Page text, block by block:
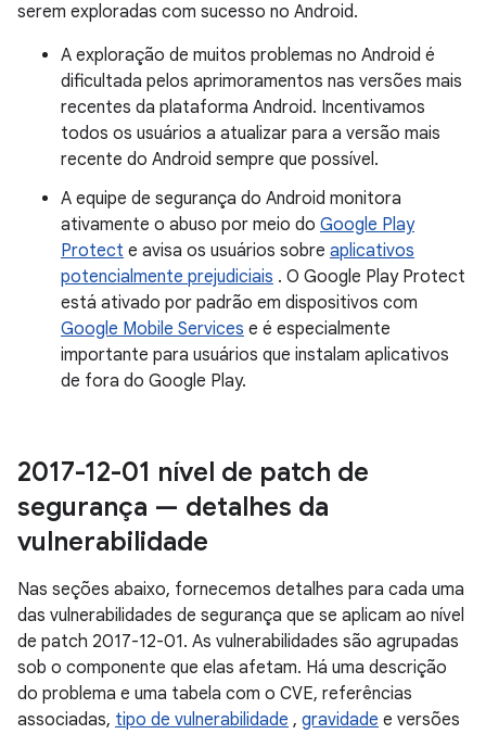
serem exploradas com sucesso no Android.
A exploração de muitos problemas no Android é
dificultada pelos aprimoramentos nas versões mais
recentes da plataforma Android. Incentivamos
todos os usuários a atualizar para a versão mais
recente do Android sempre que possível.
A equipe de segurança do Android monitora
ativamente o abuso por meio do Google Play
Protect e avisa os usuários sobre aplicativos
potencialmente prejudiciais . O Google Play Protect
está ativado por padrão em dispositivos com
Google Mobile Services e é especialmente
importante para usuários que instalam aplicativos
de fora do Google Play.
2017-12-01 nível de patch de
segurança — detalhes da
vulnerabilidade
Nas seções abaixo, fornecemos detalhes para cada uma
das vulnerabilidades de segurança que se aplicam ao nível
de patch 2017-12-01. As vulnerabilidades são agrupadas
sob o componente que elas afetam. Há uma descrição
do problema e uma tabela com o CVE, referências
associadas, tipo de vulnerabilidade , gravidade e versões